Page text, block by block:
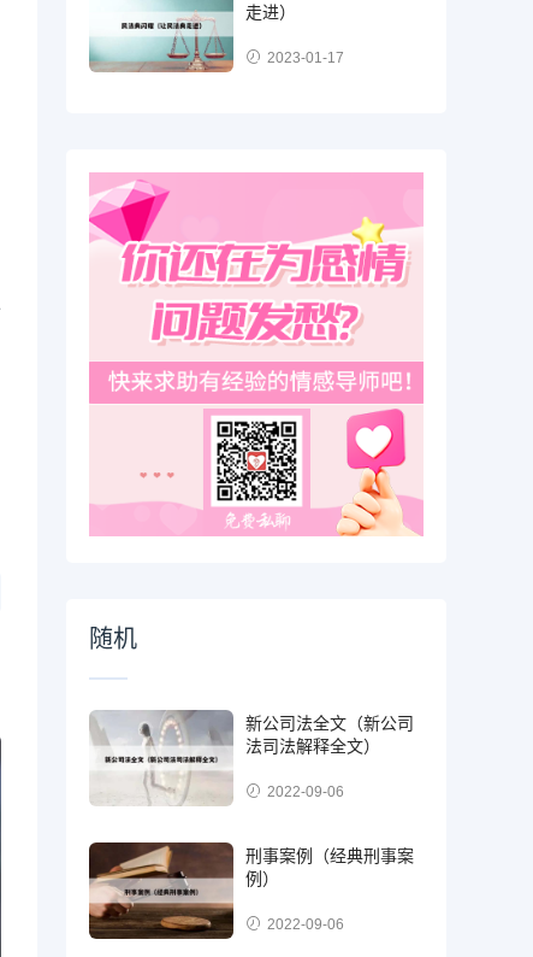
走进）
2023-01-17
随机
新公司法全文（新公司
法司法解释全文）
2022-09-06
刑事案例（经典刑事案
例）
2022-09-06